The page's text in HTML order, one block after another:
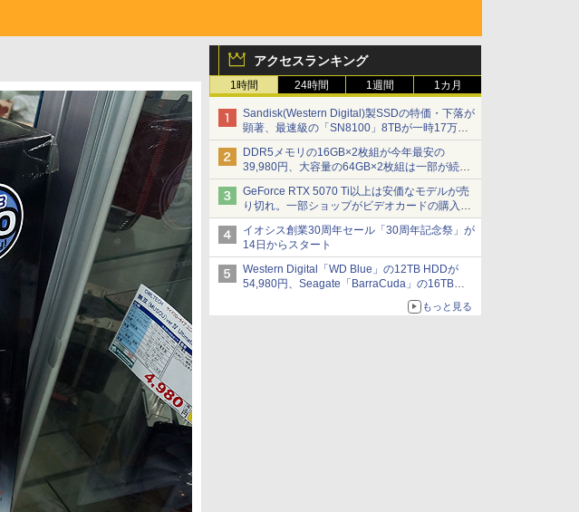
アクセスランキング
1時間 24時間 1週間 1カ月
Sandisk(Western Digital)製SSDの特価・下落が
顕著、最速級の「SN8100」8TBが一時17万円
割れ [8月前半のSSD価格]
DDR5メモリの16GB×2枚組が今年最安の
39,980円、大容量の64GB×2枚組は一部が続騰
[8月前半のメモリ価格]
GeForce RTX 5070 Ti以上は安価なモデルが売
り切れ。一部ショップがビデオカードの購入制
限を実施したニュースが注目を集める AKIBA
PC Hotline! 先週のアクセスランキング 26年7月
27日～26年8月3日
イオシス創業30周年セール「30周年記念祭」が
14日からスタート
Western Digital「WD Blue」の12TB HDDが
54,980円、Seagate「BarraCuda」の16TB
HDDが64,980円などが特売、NAS・ビジネス向
けは上昇傾向 [8月前半のHDD価格]
もっと見る